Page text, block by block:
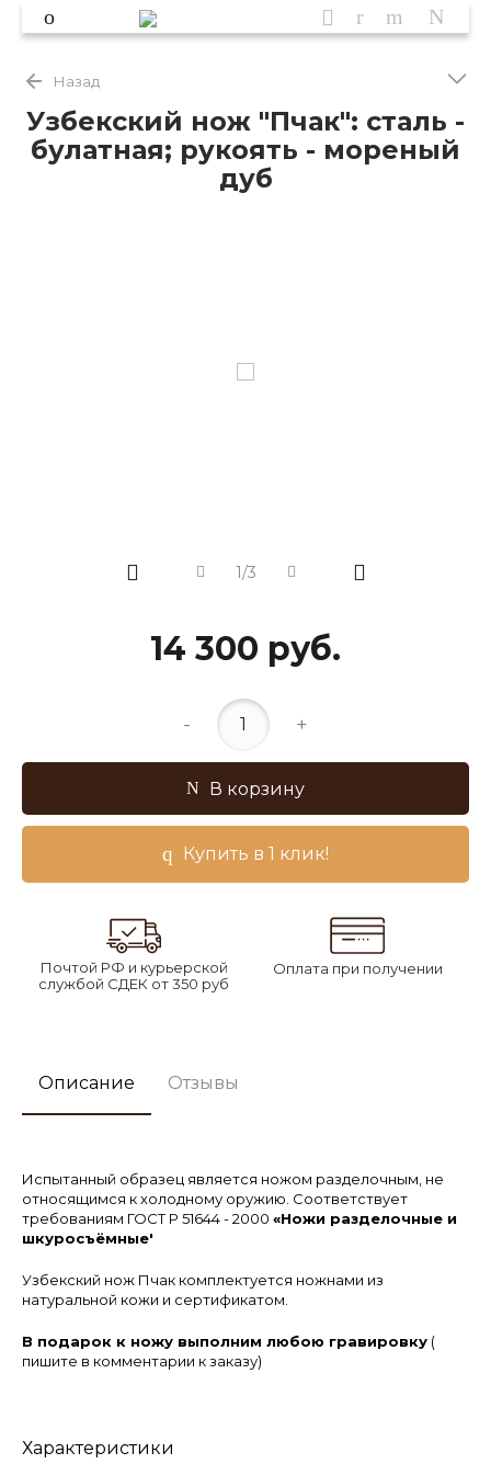
Назад
Узбекский нож "Пчак": сталь -
булатная; рукоять - мореный
дуб
1/3
14 300 руб.
- +
В корзину
Купить в 1 клик!
Почтой РФ и курьерской
службой СДЕК от 350 руб
Оплата при получении
Описание Отзывы
Испытанный образец является ножом разделочным, не
относящимся к холодному оружию. Соответствует
требованиям ГОСТ Р 51644 - 2000 «Ножи разделочные и
шкуросъёмные'
Узбекский нож Пчак комплектуется ножнами из
натуральной кожи и сертификатом.
В подарок к ножу выполним любою гравировку (
пишите в комментарии к заказу)
Характеристики